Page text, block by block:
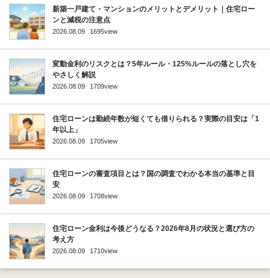
新築一戸建て・マンションのメリットとデメリット｜住宅ロー
ンと減税の注意点
2026.08.09 1695view
変動金利のリスクとは？5年ルール・125%ルールの落とし穴を
やさしく解説
2026.08.09 1709view
住宅ローンは勤続年数が短くても借りられる？実際の目安は「1
年以上」
2026.08.09 1705view
住宅ローンの審査項目とは？国の調査でわかる本当の基準と目
安
2026.08.09 1708view
住宅ローン金利は今後どうなる？2026年8月の状況と選び方の
考え方
2026.08.09 1710view